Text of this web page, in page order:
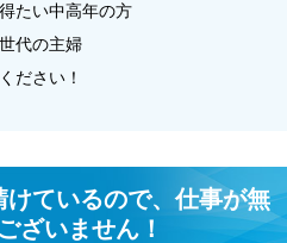
たい中高年の方
代の主婦
ださい！
ているので、仕事が無
ざいません！